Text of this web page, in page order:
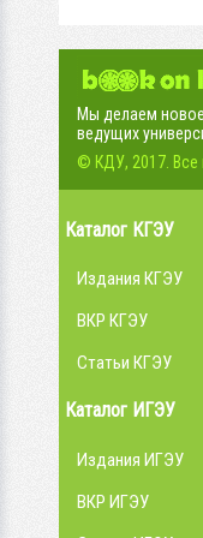
Мы делаем новое
ведущих
© КДУ, 2017. Все
Каталог КГЭУ
Издания КГЭУ
ВКР КГЭУ
Статьи КГЭУ
Каталог ИГЭУ
Издания ИГЭУ
ВКР ИГЭУ